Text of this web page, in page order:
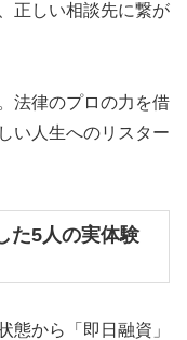
正しい相談先に繋が
法律のプロの力を借
い人生へのリスター
た5人の実体験
態から「即日融資」